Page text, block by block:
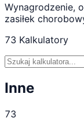
Wynagrodzenie,
zasiłek
73 Kalkulatory
Inne
73